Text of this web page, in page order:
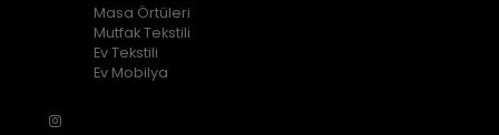
Masa Örtüleri
Mutfak Tekstili
Ev Tekstili
Ev Mobilya